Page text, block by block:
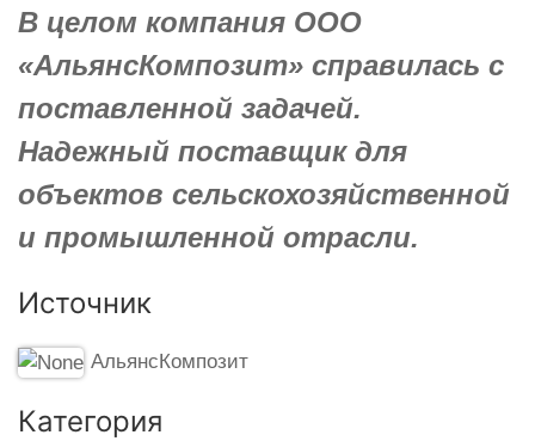
В целом компания ООО
«АльянсКомпозит» справилась с
поставленной задачей.
Надежный поставщик для
объектов сельскохозяйственной
и промышленной отрасли.
Источник
АльянсКомпозит
Категория